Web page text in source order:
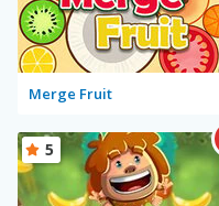
Merge Fruit
5